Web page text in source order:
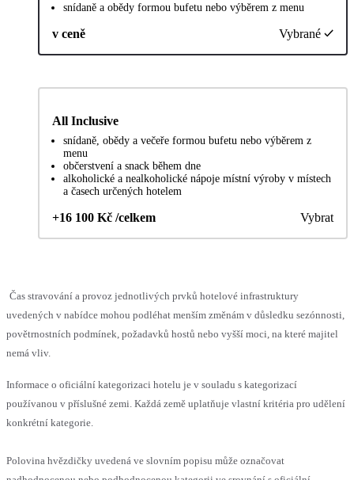
snídaně a obědy formou bufetu nebo výběrem z menu
v ceně Vybrané
All Inclusive
snídaně, obědy a večeře formou bufetu nebo výběrem z
menu
občerstvení a snack během dne
alkoholické a nealkoholické nápoje místní výroby v místech
a časech určených hotelem
+16 100 Kč /celkem Vybrat
Čas stravování a provoz jednotlivých prvků hotelové infrastruktury
uvedených v nabídce mohou podléhat menším změnám v důsledku sezónnosti,
povětrnostních podmínek, požadavků hostů nebo vyšší moci, na které majitel
nemá vliv.
Informace o oficiální kategorizaci hotelu je v souladu s kategorizací
používanou v příslušné zemi. Každá země uplatňuje vlastní kritéria pro udělení
konkrétní kategorie.
Polovina hvězdičky uvedená ve slovním popisu může označovat